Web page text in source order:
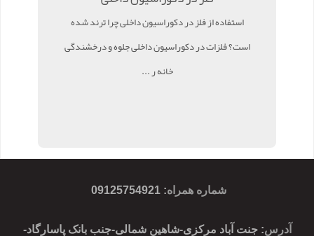
استفاده از فلز در دکوراسیون داخلی چرا ترند شده
است؟ فلزات در دکوراسیون داخلی جلوه و درخشندگی
خانه ر ...
شماره همراه:
09125754921
آدرس: جنت آباد مرکزی-شاهین شمالی-جنب بانک پاسارگاد-